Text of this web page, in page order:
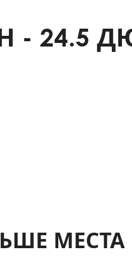
- 24.5
МЕСТА